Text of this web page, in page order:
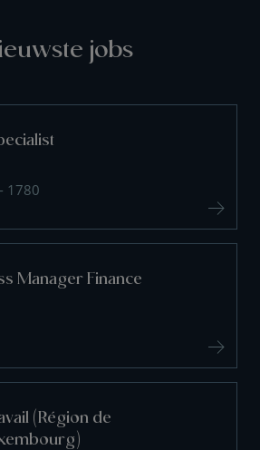
jobs
1780
Manager Finance
(Région de